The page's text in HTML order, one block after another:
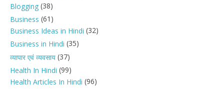
Blogging (38)
Business (61)
Business Ideas in Hindi (32)
Business in Hindi (35)
व्यापार एवं व्यवसाय (37)
Health In Hindi (99)
Health Articles In Hindi (96)